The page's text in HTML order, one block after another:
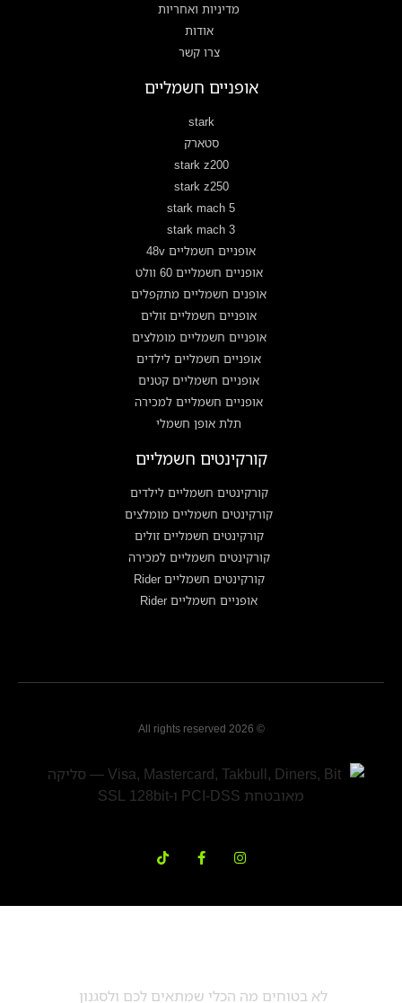
מדיניות ואחריות
אודות
צרו קשר
אופניים חשמליים
stark
סטארק
stark z200
stark z250
stark mach 5
stark mach 3
אופניים חשמליים 48v
אופניים חשמליים 60 וולט
אופנים חשמליים מתקפלים
אופניים חשמליים זולים
אופניים חשמליים מומלצים
אופניים חשמליים לילדים
אופניים חשמליים קטנים
אופניים חשמליים למכירה
תלת אופן חשמלי
קורקינטים חשמליים
קורקינטים חשמליים לילדים
קורקינטים חשמליים מומלצים
קורקינטים חשמליים זולים
קורקינטים חשמליים למכירה
קורקינטים חשמליים Rider
אופניים חשמליים Rider
© 2026 All rights reserved
לא בטוחים מה הכלי שמתאים לכם ולסגנון